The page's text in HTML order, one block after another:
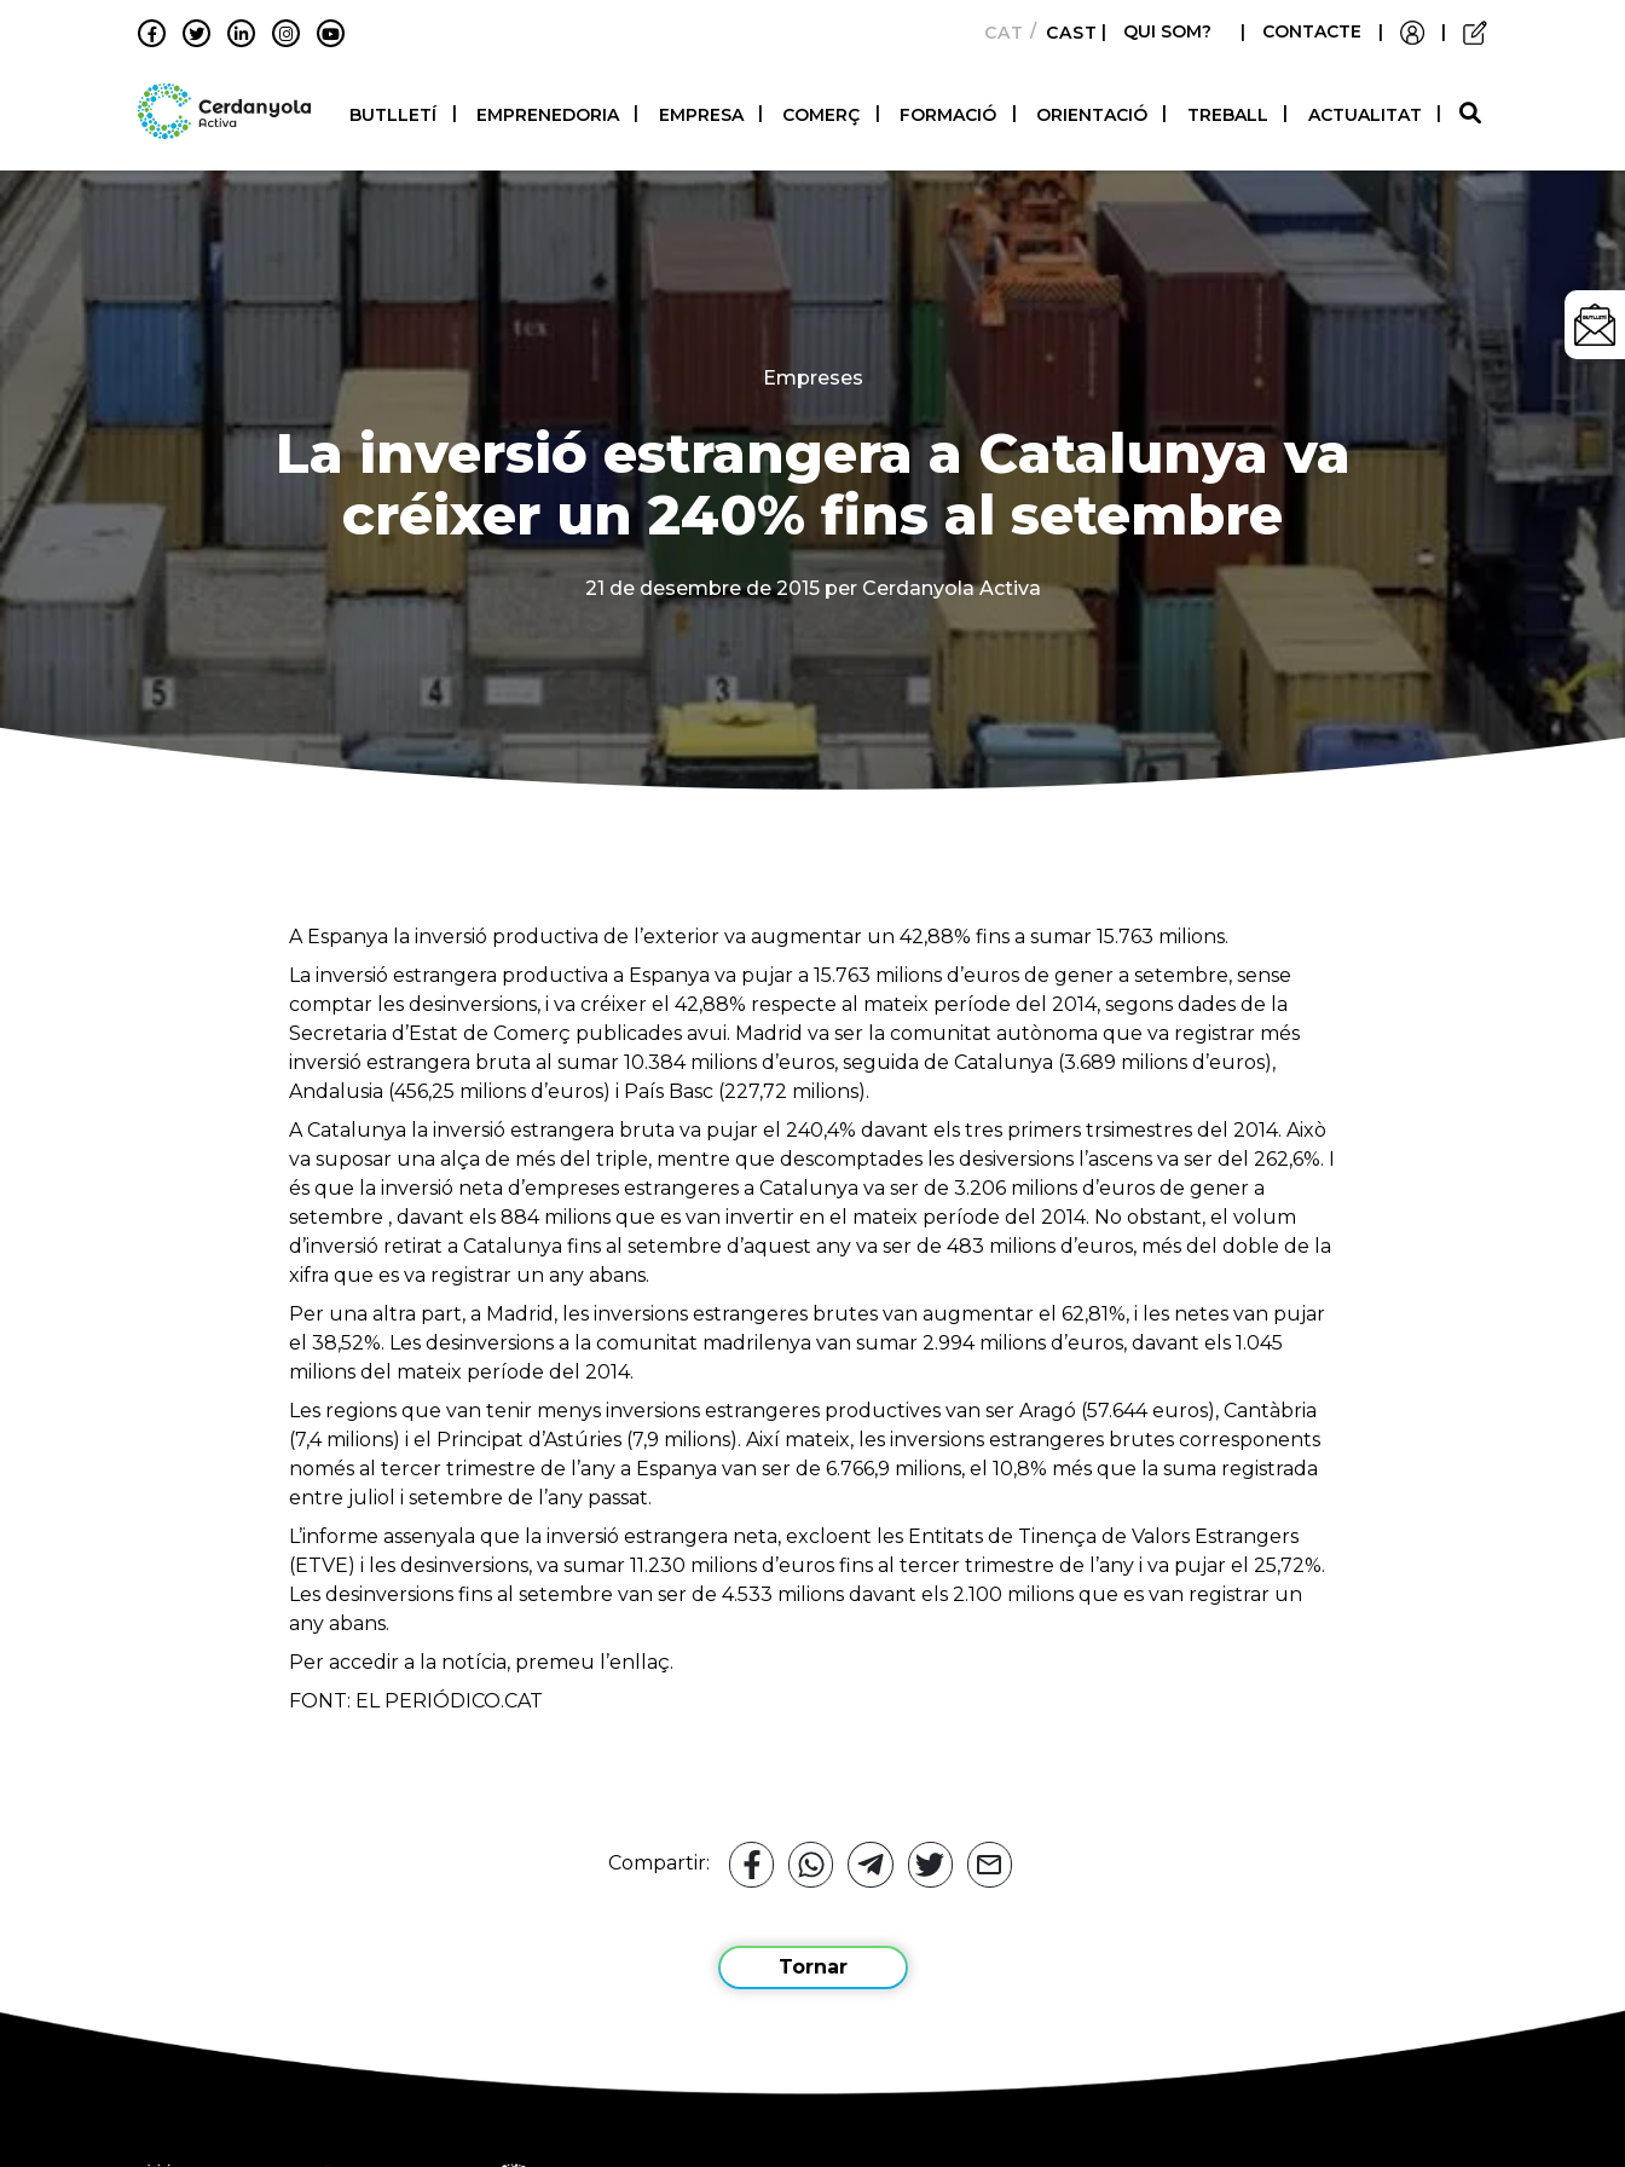
CATALÀCASTELLANO
| QUI SOM? | CONTACTE | |
BUTLLETÍ EMPRENEDORIA EMPRESA COMERÇ FORMACIÓ ORIENTACIÓ TREBALL ACTUALITAT
Categories
Empreses
La inversió estrangera a Catalunya va
créixer un 240% fins al setembre
21 de desembre de 2015 per Cerdanyola Activa
A Espanya la inversió productiva de l’exterior va augmentar un 42,88% fins a sumar 15.763 milions.
La inversió estrangera productiva a Espanya va pujar a 15.763 milions d’euros de gener a setembre, sense
comptar les desinversions, i va créixer el 42,88% respecte al mateix període del 2014, segons dades de la
Secretaria d’Estat de Comerç publicades avui. Madrid va ser la comunitat autònoma que va registrar més
inversió estrangera bruta al sumar 10.384 milions d’euros, seguida de Catalunya (3.689 milions d’euros),
Andalusia (456,25 milions d’euros) i País Basc (227,72 milions).
A Catalunya la inversió estrangera bruta va pujar el 240,4% davant els tres primers trsimestres del 2014. Això
va suposar una alça de més del triple, mentre que descomptades les desiversions l’ascens va ser del 262,6%. I
és que la inversió neta d’empreses estrangeres a Catalunya va ser de 3.206 milions d’euros de gener a
setembre , davant els 884 milions que es van invertir en el mateix període del 2014. No obstant, el volum
d’inversió retirat a Catalunya fins al setembre d’aquest any va ser de 483 milions d’euros, més del doble de la
xifra que es va registrar un any abans.
Per una altra part, a Madrid, les inversions estrangeres brutes van augmentar el 62,81%, i les netes van pujar
el 38,52%. Les desinversions a la comunitat madrilenya van sumar 2.994 milions d’euros, davant els 1.045
milions del mateix període del 2014.
Les regions que van tenir menys inversions estrangeres productives van ser Aragó (57.644 euros), Cantàbria
(7,4 milions) i el Principat d’Astúries (7,9 milions). Així mateix, les inversions estrangeres brutes corresponents
només al tercer trimestre de l’any a Espanya van ser de 6.766,9 milions, el 10,8% més que la suma registrada
entre juliol i setembre de l’any passat.
L’informe assenyala que la inversió estrangera neta, excloent les Entitats de Tinença de Valors Estrangers
(ETVE) i les desinversions, va sumar 11.230 milions d’euros fins al tercer trimestre de l’any i va pujar el 25,72%.
Les desinversions fins al setembre van ser de 4.533 milions davant els 2.100 milions que es van registrar un
any abans.
Per accedir a la notícia, premeu l’enllaç.
FONT: EL PERIÓDICO.CAT
Compartir:
Tornar